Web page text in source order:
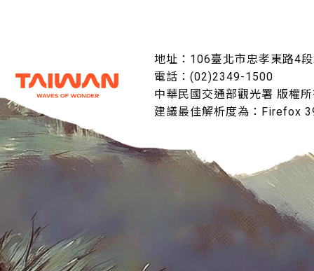
地址：106臺北市忠孝東路4
電話：(02)2349-1500
中華民國交通部觀光署 版權
建議最佳解析度為：Firefox